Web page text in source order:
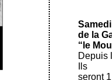
de la
“le
Depuis
Ils
seront